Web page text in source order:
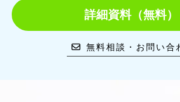
詳細資料（無料）
無料相談・お問い合